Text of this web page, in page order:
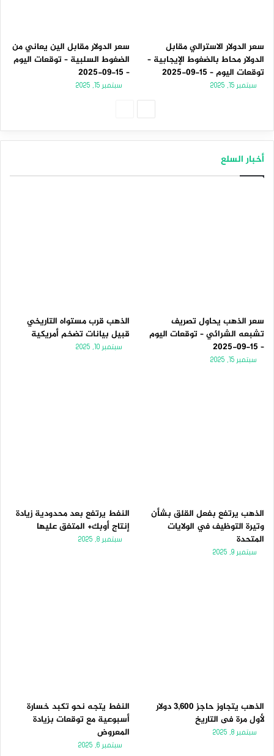
سعر الدولار الاسترالي مقابل
الدولار محاط بالضغوط الإيجابية –
توقعات اليوم – 15-09-2025
سبتمبر 15, 2025
سعر الدولار مقابل الين يعاني من
الضغوط السلبية – توقعات اليوم
– 15-09-2025
سبتمبر 15, 2025
أخبار السلع
سعر الذهب يحاول تصريف
تشبعه الشرائي – توقعات اليوم
– 15-09-2025
سبتمبر 15, 2025
الذهب قرب مستواه التاريخي
قبيل بيانات تضخم أمريكية
سبتمبر 10, 2025
الذهب يرتفع بفعل القلق بشأن
وتيرة التوظيف في الولايات
المتحدة
سبتمبر 9, 2025
النفط يرتفع بعد محدودية زيادة
إنتاج أوبك+ المتفق عليها
سبتمبر 8, 2025
الذهب يتجاوز حاجز 3,600 دولار
لأول مرة فى التاريخ
سبتمبر 8, 2025
النفط يتجه نحو تكبد خسارة
أسبوعية مع توقعات بزيادة
المعروض
سبتمبر 6, 2025